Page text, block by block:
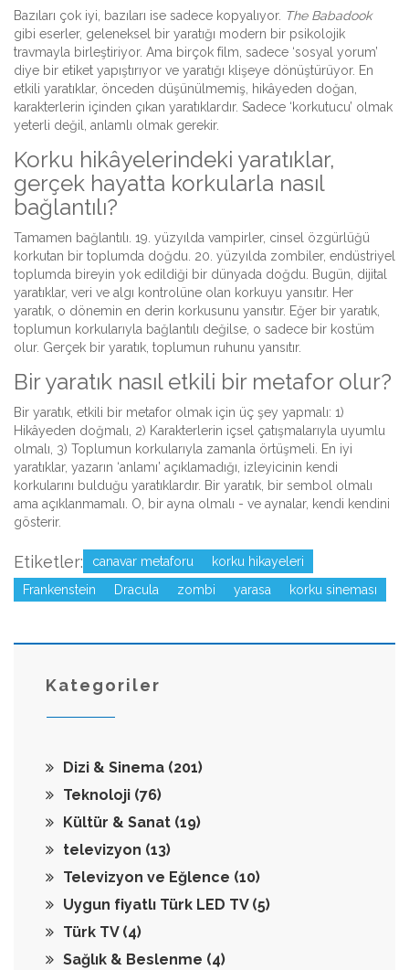
Bazıları çok iyi, bazıları ise sadece kopyalıyor. The Babadook
gibi eserler, geleneksel bir yaratığı modern bir psikolojik
travmayla birleştiriyor. Ama birçok film, sadece ‘sosyal yorum’
diye bir etiket yapıştırıyor ve yaratığı klişeye dönüştürüyor. En
etkili yaratıklar, önceden düşünülmemiş, hikâyeden doğan,
karakterlerin içinden çıkan yaratıklardır. Sadece ‘korkutucu’ olmak
yeterli değil, anlamlı olmak gerekir.
Korku hikâyelerindeki yaratıklar,
gerçek hayatta korkularla nasıl
bağlantılı?
Tamamen bağlantılı. 19. yüzyılda vampirler, cinsel özgürlüğü
korkutan bir toplumda doğdu. 20. yüzyılda zombiler, endüstriyel
toplumda bireyin yok edildiği bir dünyada doğdu. Bugün, dijital
yaratıklar, veri ve algı kontrolüne olan korkuyu yansıtır. Her
yaratık, o dönemin en derin korkusunu yansıtır. Eğer bir yaratık,
toplumun korkularıyla bağlantılı değilse, o sadece bir kostüm
olur. Gerçek bir yaratık, toplumun ruhunu yansıtır.
Bir yaratık nasıl etkili bir metafor olur?
Bir yaratık, etkili bir metafor olmak için üç şey yapmalı: 1)
Hikâyeden doğmalı, 2) Karakterlerin içsel çatışmalarıyla uyumlu
olmalı, 3) Toplumun korkularıyla zamanla örtüşmeli. En iyi
yaratıklar, yazarın ‘anlamı’ açıklamadığı, izleyicinin kendi
korkularını bulduğu yaratıklardır. Bir yaratık, bir sembol olmalı
ama açıklanmamalı. O, bir ayna olmalı - ve aynalar, kendi kendini
gösterir.
Etiketler: canavar metaforu
korku hikayeleri
Frankenstein
Dracula zombi yarasa korku sineması
Kategoriler
Dizi & Sinema (201)
Teknoloji (76)
Kültür & Sanat (19)
televizyon (13)
Televizyon ve Eğlence (10)
Uygun fiyatlı Türk LED TV (5)
Türk TV (4)
Sağlık & Beslenme (4)